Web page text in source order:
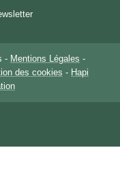
- Mentions Légales -
des cookies - Hapi